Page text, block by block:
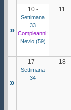
»
10-
Settimana
33
Compleanni:
Nevio (59)
11
»
17 -
Settimana
34
18